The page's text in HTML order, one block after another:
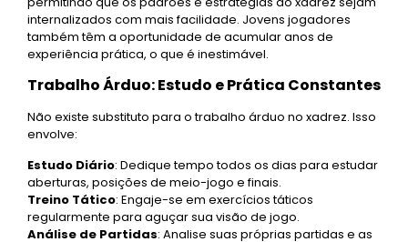
internalizados com mais facilidade. Jovens jogadores
também têm a oportunidade de acumular anos de
experiência prática, o que é inestimável.
Trabalho Árduo: Estudo e Prática Constantes
Não existe substituto para o trabalho árduo no xadrez. Isso
envolve:
Estudo Diário: Dedique tempo todos os dias para estudar
aberturas, posições de meio-jogo e finais.
Treino Tático: Engaje-se em exercícios táticos
regularmente para aguçar sua visão de jogo.
Análise de Partidas: Analise suas próprias partidas e as